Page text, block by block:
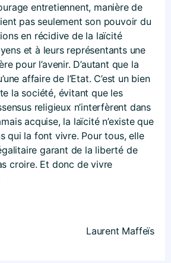
entretiennent, manière de
pas seulement son pouvoir du
en récidive de la laïcité
et à leurs représentants une
pour l’avenir. D’autant que la
affaire de l’Etat. C’est un bien
la société, évitant que les
religieux n’interfèrent dans
acquise, la laïcité n’existe que
qui la font vivre. Pour tous, elle
garant de la liberté de
croire. Et donc de vivre
Laurent Maffeïs